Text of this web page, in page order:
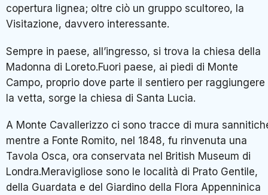
copertura lignea; oltre ciò un gruppo scultoreo, la
Visitazione, davvero interessante.
Sempre in paese, all’ingresso, si trova la chiesa della
Madonna di Loreto.Fuori paese, ai piedi di Monte
Campo, proprio dove parte il sentiero per raggiungere
la vetta, sorge la chiesa di Santa Lucia.
A Monte Cavallerizzo ci sono tracce di mura
mentre a Fonte Romito, nel 1848, fu rinvenuta una
Tavola Osca, ora conservata nel British Museum di
Londra.Meravigliose sono le località di Prato Gentile,
della Guardata e del Giardino della Flora Appenninica